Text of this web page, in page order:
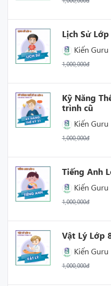
trong bài học thì học sinh
trước các bài thi, bài kiểm
Truyền cảm hứng cho học
diễn ra sôi nổi và đạt hiệu
học của học sinh.
Lịch Sử Lớp
Kiến Guru
1,000,000đ
Kỹ Năng
trình cũ
Kiến Guru
1,000,000đ
Tiếng Anh
Kiến Guru
1,000,000đ
Vật Lý Lớp
Kiến Guru
1,000,000đ